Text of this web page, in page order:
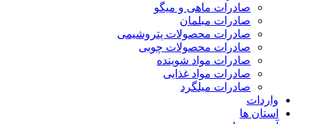
صادرات ماهی و میگو
صادرات مبلمان
صادرات محصولات پتروشیمی
صادرات محصولات چوبی
صادرات مواد شوینده
صادرات مواد غذایی
صادرات میلگرد
واردات
استان ها